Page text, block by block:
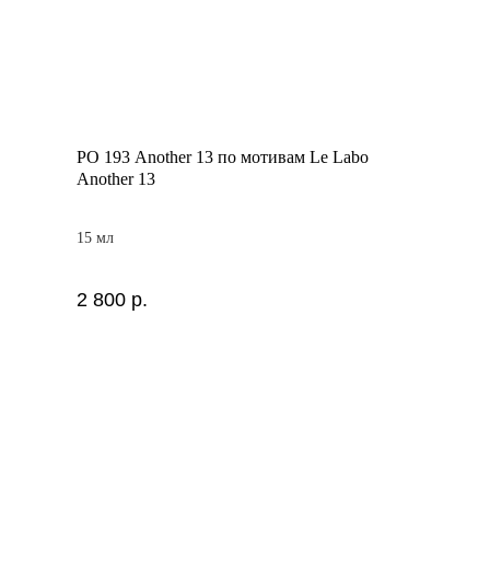
PO 193 Another 13 по мотивам Le Labo
Another 13
15 мл
2 800 р.